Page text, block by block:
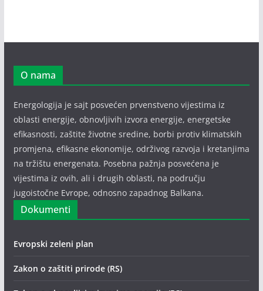
O nama
Energologija je sajt posvećen prvenstveno vijestima iz
oblasti energije, obnovljivih izvora energije, energetske
efikasnosti, zaštite životne sredine, borbi protiv klimatskih
promjena, efikasne ekonomije, održivog razvoja i kretanjima
na tržištu energenata. Posebna pažnja posvećena je
vijestima iz ovih, ali i drugih oblasti, na području
jugoistočne Evrope, odnosno zapadnog Balkana.
Dokumenti
Evropski zeleni plan
Zakon o zaštiti prirode (RS)